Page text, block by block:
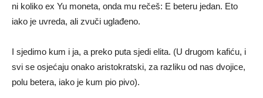
ni koliko ex Yu moneta, onda mu rečeš: E beteru jedan. Eto
iako je uvreda, ali zvuči uglađeno.
I sjedimo kum i ja, a preko puta sjedi elita. (U drugom kafiću, i
svi se osjećaju onako aristokratski, za razliku od nas dvojice,
polu betera, iako je kum pio pivo).